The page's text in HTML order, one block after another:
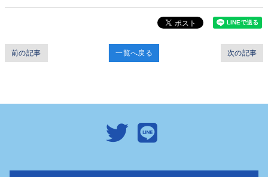
次の記事
一覧へ戻る
前の記事